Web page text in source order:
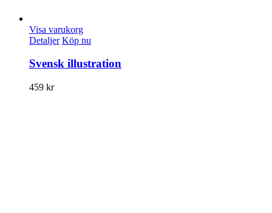
Visa varukorg
Detaljer Köp nu
Svensk illustration
459 kr